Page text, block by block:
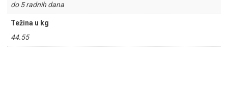
do 5 radnih dana
Težina u kg
44.55